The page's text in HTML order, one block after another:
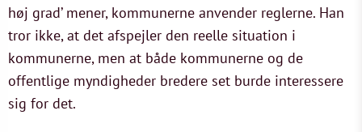
høj grad’ mener, kommunerne anvender reglerne. Han
tror ikke, at det afspejler den reelle situation i
kommunerne, men at både kommunerne og de
offentlige myndigheder bredere set burde interessere
sig for det.